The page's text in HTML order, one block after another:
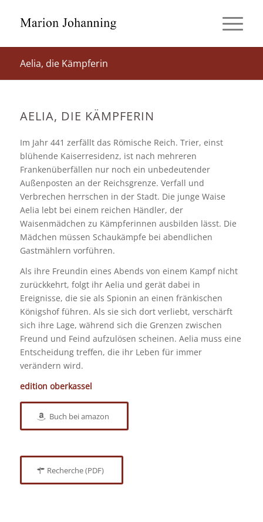
Aelia, die Kämpferin
AELIA, DIE KÄMPFERIN
Im Jahr 441 zerfällt das Römische Reich. Trier, einst
blühende Kaiserresidenz, ist nach mehreren
Frankenüberfällen nur noch ein unbedeutender
Außenposten an der Reichsgrenze. Verfall und
Verbrechen herrschen in der Stadt. Die junge Waise
Aelia lebt bei einem reichen Händler, der
Waisenmädchen zu Kämpferinnen ausbilden lässt. Die
Mädchen müssen Schaukämpfe bei abendlichen
Gastmählern vorführen.
Als ihre Freundin eines Abends von einem Kampf nicht
zurückkehrt, folgt ihr Aelia und gerät dabei in
Ereignisse, die sie als Spionin an einen fränkischen
Königshof führen. Als sie sich dort verliebt, verschärft
sich ihre Lage, während sich die Grenzen zwischen
Freund und Feind aufzulösen scheinen. Aelia muss eine
Entscheidung treffen, die ihr Leben für immer
verändern wird.
edition oberkassel
Buch bei amazon
Recherche (PDF)